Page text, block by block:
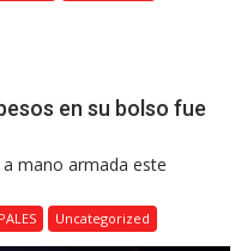
en su bolso fue
mano armada este
Uncategorized